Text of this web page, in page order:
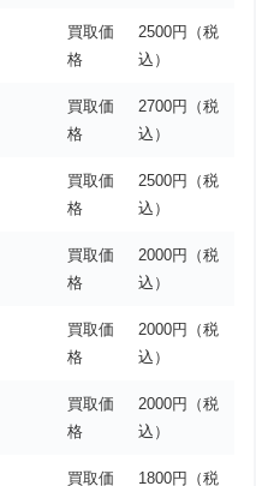
買取価
格
2500円（税
込）
買取価
格
2700円（税
込）
買取価
格
2500円（税
込）
買取価
格
2000円（税
込）
買取価
格
2000円（税
込）
買取価
格
2000円（税
込）
買取価
1800円（税